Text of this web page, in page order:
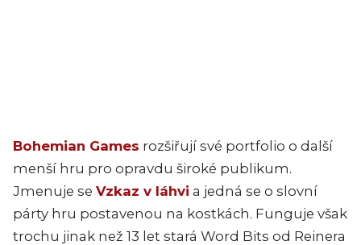
Bohemian Games rozšiřují své portfolio o další
menší hru pro opravdu široké publikum.
Jmenuje se Vzkaz v láhvi a jedná se o slovní
párty hru postavenou na kostkách. Funguje však
trochu jinak než 13 let stará Word Bits od Reinera